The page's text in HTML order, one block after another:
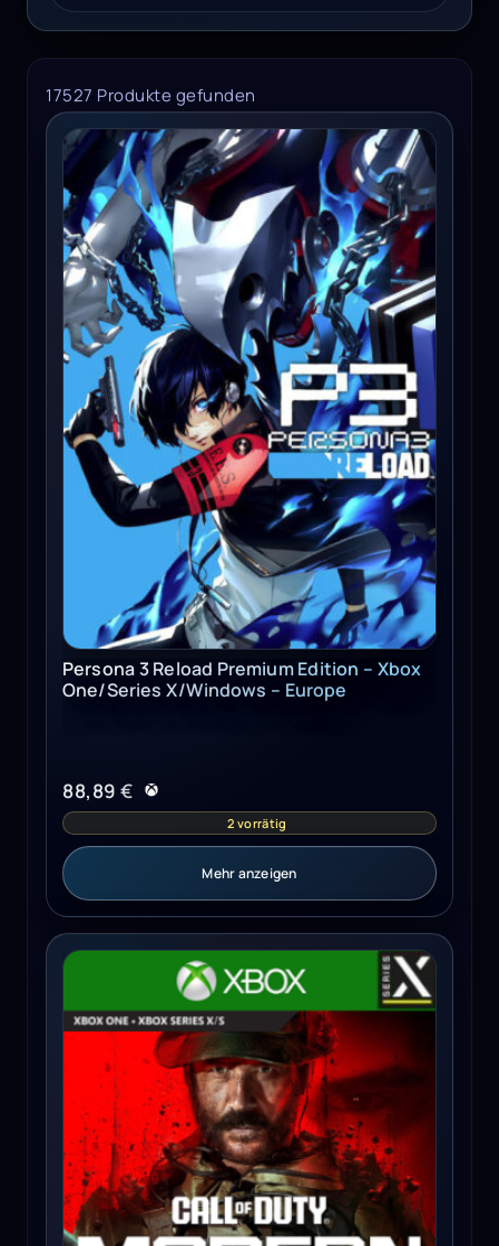
17527 Produkte gefunden
Persona 3 Reload Premium Edition - Xbox One/Series X/
Persona 3 Reload Premium Edition – Xbox
One/Series X/Windows – Europe
88,89 €
2 vorrätig
Mehr anzeigen
Call of Duty: Modern Warfare III | Cross-Gen Bundle (Xbox